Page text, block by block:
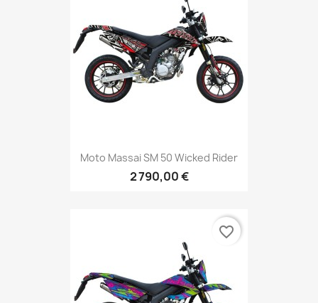
Moto Massai SM 50 Wicked Rider
2 790,00 €
favorite_border